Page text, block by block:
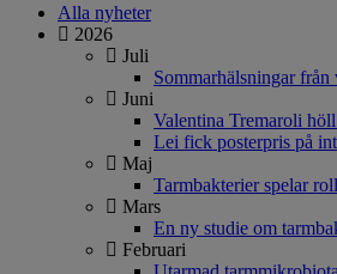
Alla nyheter
2026
Juli
Sommarhälsningar från
Juni
Valentina Tremaroli
Lei fick posterpris på
Maj
Tarmbakterier spelar
Mars
En ny studie om
Februari